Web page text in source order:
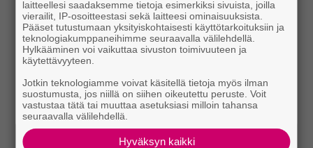
laitteellesi saadaksemme tietoja esimerkiksi sivuista, joilla
vierailit, IP-osoitteestasi sekä laitteesi ominaisuuksista.
Pääset tutustumaan yksityiskohtaisesti käyttötarkoituksiin ja
teknologiakumppaneihimme seuraavalla välilehdellä.
Hylkääminen voi vaikuttaa sivuston toimivuuteen ja
käytettävyyteen.
Jotkin teknologiamme voivat käsitellä tietoja myös ilman
suostumusta, jos niillä on siihen oikeutettu peruste. Voit
vastustaa tätä tai muuttaa asetuksiasi milloin tahansa
seuraavalla välilehdellä.
Hyväksyn kaikki